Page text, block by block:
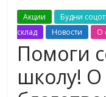
Акции Будни
склад
Новости О
Помоги
школу! О